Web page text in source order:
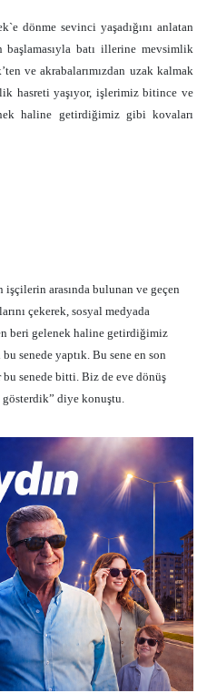
dönme sevinci yaşadığını anlatan
başlamasıyla batı illerine mevsimlik
ve akrabalarımızdan uzak kalmak
hasreti yaşıyor, işlerimiz bitince ve
haline getirdiğimiz gibi kovaları
arasında bulunan ve geçen
çekerek, sosyal medyada
beri gelenek haline getirdiğimiz
senede yaptık. Bu sene en son
senede bitti. Biz de eve dönüş
diye konuştu.